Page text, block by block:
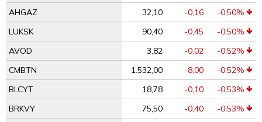
AHGAZ
32,10 -0,16
-0,50%
LUKSK
90,40 -0,45
-0,50%
AVOD
3,82 -0,02
-0,52%
CMBTN
1.532,00 -8,00
-0,52%
BLCYT
18,78 -0,10
-0,53%
BRKVY
75,50 -0,40
-0,53%